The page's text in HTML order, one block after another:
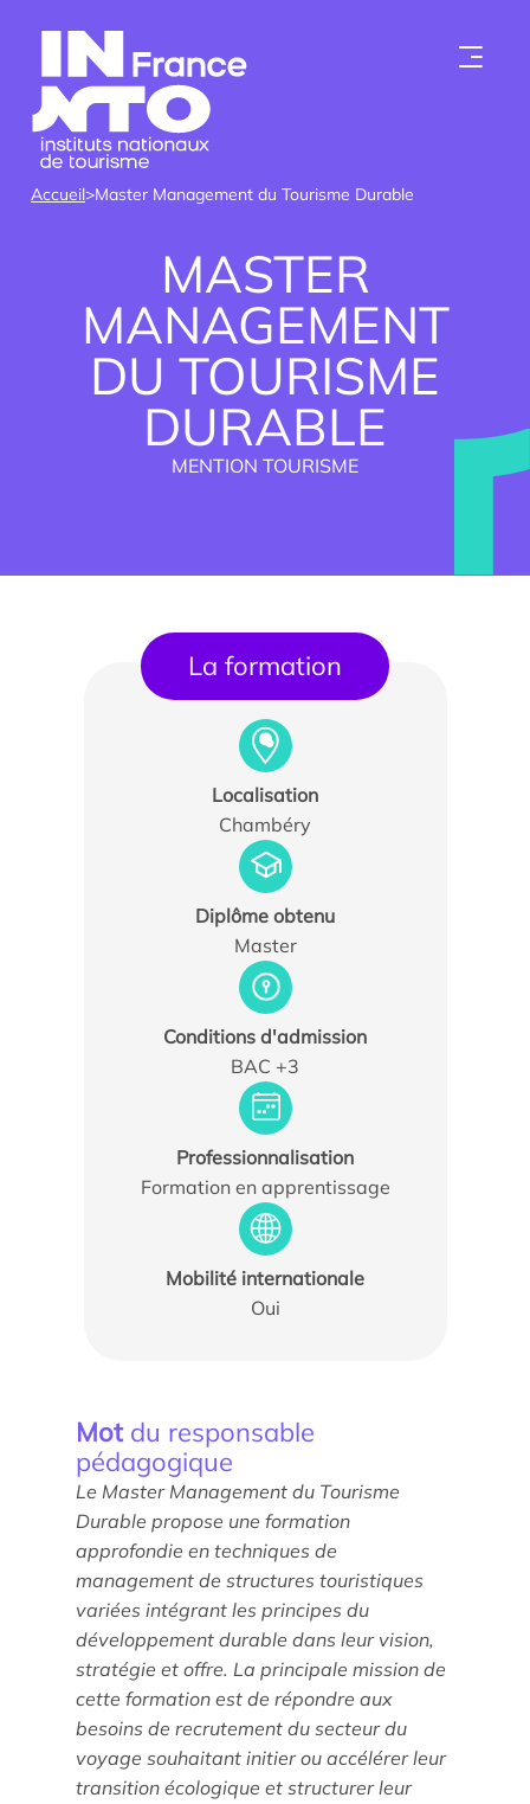
Skip to content
Qui sommes-nous ?
Trouver un stagiaire, alternant ou collaborateur
Associer nos étudiants à vos projets
Ils nous soutiennent
Espace Presse
Étude/Stage
Comment candidater ?
Accueil>Master Management du Tourisme Durable
MASTER
MANAGEMENT
DU TOURISME
DURABLE
MENTION TOURISME
La formation
Localisation
Chambéry
Diplôme obtenu
Master
Conditions d'admission
BAC +3
Professionnalisation
Formation en apprentissage
Mobilité internationale
Oui
Motdu responsable
pédagogique
Le Master Management du Tourisme
Durable propose une formation
approfondie en techniques de
management de structures touristiques
variées intégrant les principes du
développement durable dans leur vision,
stratégie et offre. La principale mission de
cette formation est de répondre aux
besoins de recrutement du secteur du
voyage souhaitant initier ou accélérer leur
transition écologique et structurer leur